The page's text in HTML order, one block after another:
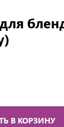
В КОРЗИНУ